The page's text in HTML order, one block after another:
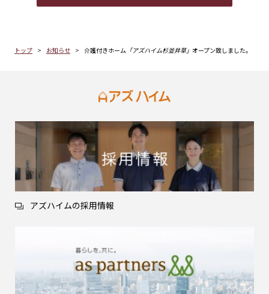
トップ お知らせ 介護付きホーム 「アズハイム杉並井草」 オープン致しました。
アズハイムの採用情報